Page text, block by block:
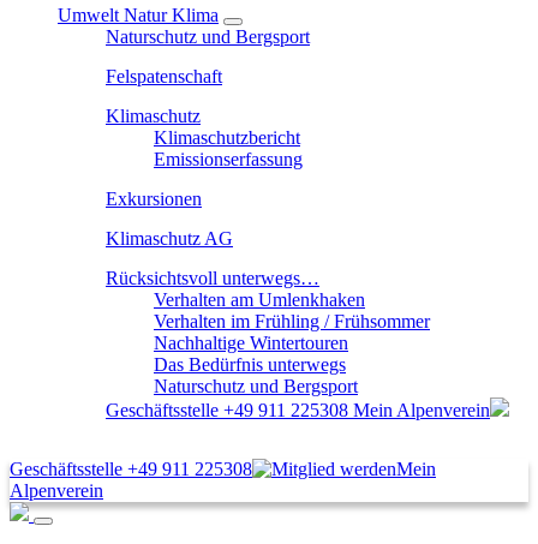
Umwelt Natur Klima
Naturschutz und Bergsport
Felspatenschaft
Klimaschutz
Klimaschutzbericht
Emissionserfassung
Exkursionen
Klimaschutz AG
Rücksichtsvoll unterwegs…
Verhalten am Umlenkhaken
Verhalten im Frühling / Frühsommer
Nachhaltige Wintertouren
Das Bedürfnis unterwegs
Naturschutz und Bergsport
Geschäftsstelle +49 911 225308 Mein Alpenverein
Geschäftsstelle +49 911 225308
Mein
Alpenverein